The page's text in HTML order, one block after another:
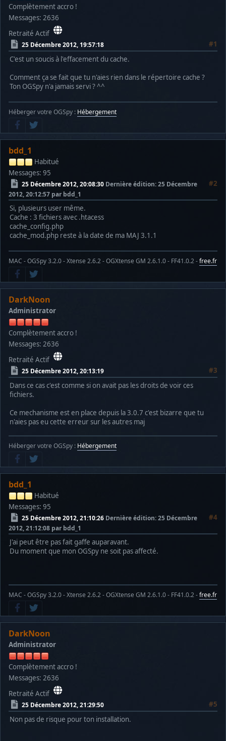
Complètement accro !
Messages: 2636
Retraité Actif
25 Décembre 2012, 19:57:18
#1
C'est un soucis à l'effacement du cache.
Comment ça se fait que tu n'aies rien dans le répertoire cache ?
Ton OGSpy n'a jamais servi ? ^^
Héberger votre OGSpy : Hébergement
bdd_1
Habitué
Messages: 95
25 Décembre 2012, 20:08:30 #2
Dernière édition: 25 Décembre
2012, 20:12:57 par bdd_1
Si, plusieurs user même.
Cache : 3 fichiers avec .htacess
cache_config.php
cache_mod.php reste à la date de ma MAJ 3.1.1
MAC - OGSpy 3.2.0 - Xtense 2.6.2 - OGXtense GM 2.6.1.0 - FF41.0.2 -free.fr
DarkNoon
Administrator
Complètement accro !
Messages: 2636
Retraité Actif
25 Décembre 2012, 20:13:19
#3
Dans ce cas c'est comme si on avait pas les droits de voir ces
fichiers.
Ce mechanisme est en place depuis la 3.0.7 c'est bizarre que tu
n'aies pas eu cette erreur sur les autres maj
Héberger votre OGSpy : Hébergement
bdd_1
Habitué
Messages: 95
25 Décembre 2012, 21:10:26 #4
Dernière édition: 25 Décembre
2012, 21:12:08 par bdd_1
J'ai peut être pas fait gaffe auparavant.
Du moment que mon OGSpy ne soit pas affecté.
MAC - OGSpy 3.2.0 - Xtense 2.6.2 - OGXtense GM 2.6.1.0 - FF41.0.2 -free.fr
DarkNoon
Administrator
Complètement accro !
Messages: 2636
Retraité Actif
25 Décembre 2012, 21:29:50
#5
Non pas de risque pour ton installation.